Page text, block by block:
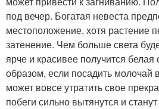
под вечер. Богатая невеста
местоположение, хотя растение
затенение. Чем больше света
ярче и красивее получится белая
образом, если посадить молочай
может вовсе утратить свое
побеги сильно вытянутся и